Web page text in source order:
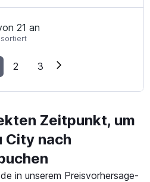
21 an
sortiert
2 3
Zeitpunkt, um
City nach
in unserem Preisvorhersage-